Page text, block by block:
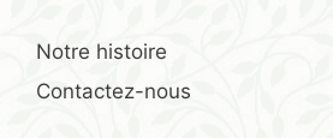
Notre histoire
Contactez-nous